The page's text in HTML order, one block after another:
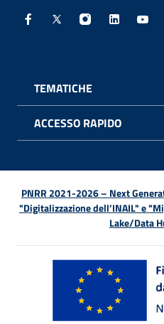
Facebook - Sito esterno
X - Sito esterno -
Instagram -
Linkedin
TEMATICHE
ACCESSO RAPIDO
PNRR 2021-2026 – Next
"Digitalizzazione dell’INAIL" e
Lake/Data